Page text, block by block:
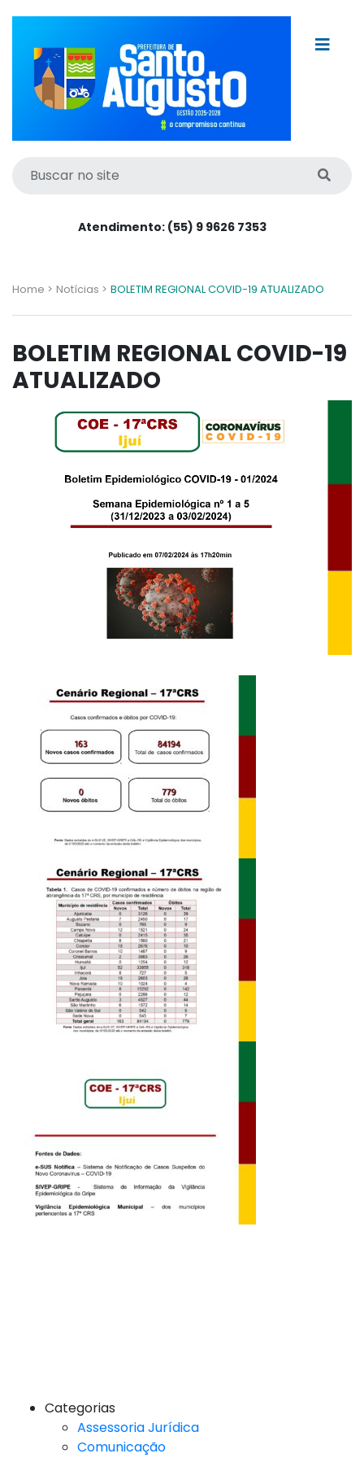
Atendimento: (55) 9 9626 7353
Home > Notícias > BOLETIM REGIONAL COVID-19 ATUALIZADO
BOLETIM REGIONAL COVID-19
ATUALIZADO
Categorias
Assessoria Jurídica
Comunicação